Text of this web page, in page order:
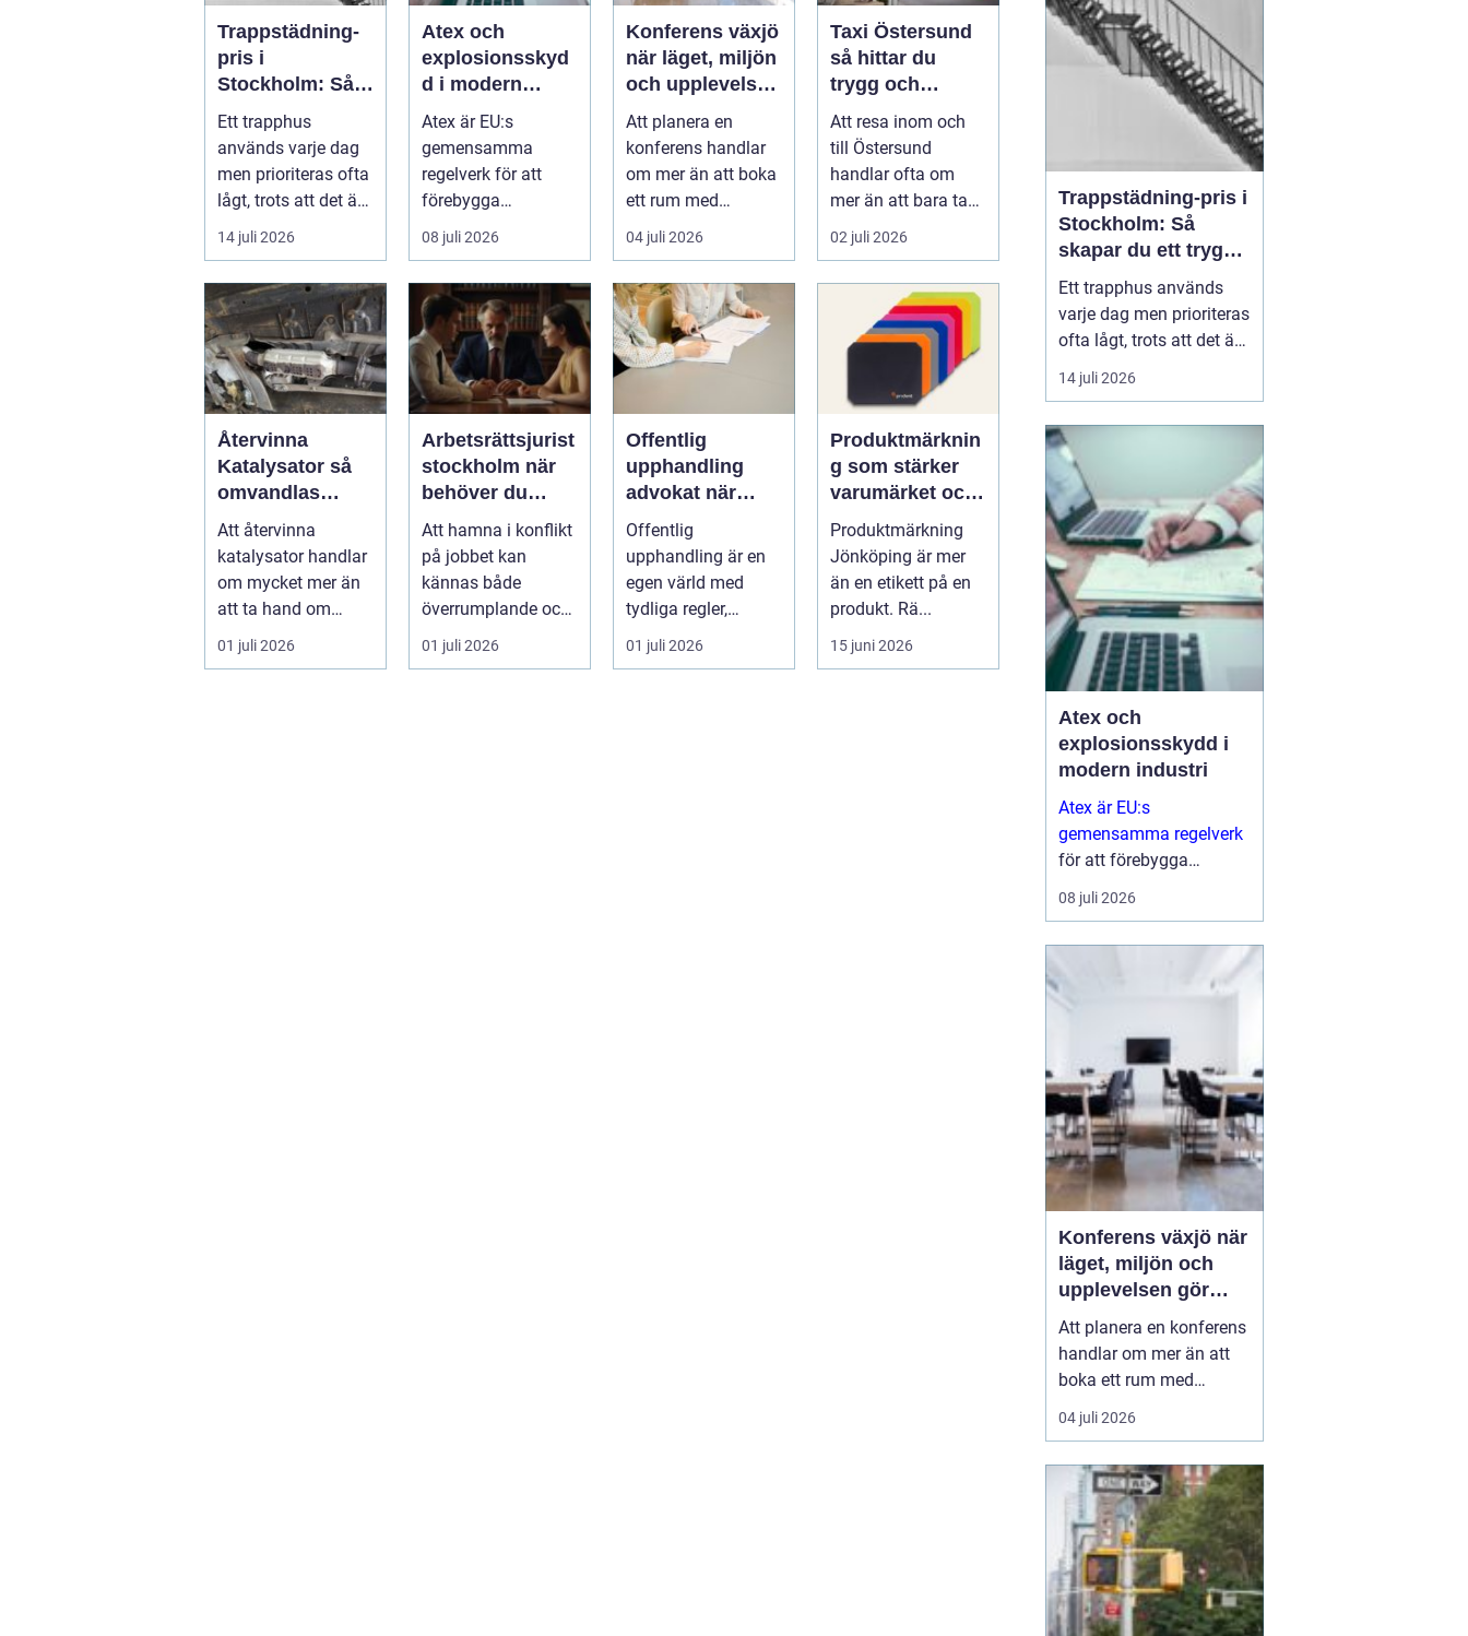
Trappstädning-
pris i
Stockholm: Så
skapar du ett
tryggt och
trivsamt
trapphus
Ett trapphus
används varje dag
men prioriteras ofta
lågt, trots att det är
det f&oum...
14 juli 2026
Atex och
explosionsskyd
d i modern
industri
Atex är EU:s
gemensamma
regelverk för att
förebygga
explosioner i
arbetsmiljöer ...
08 juli 2026
Konferens växjö
när läget, miljön
och upplevelsen
gör skillnad
Att planera en
konferens handlar
om mer än att boka
ett rum med
projektor. Företag
letar efter plats...
04 juli 2026
Taxi Östersund
så hittar du
trygg och
smidig transport
året runt
Att resa inom och
till Östersund
handlar ofta om
mer än att bara ta
sig från punkt A till
punkt B. M...
02 juli 2026
Återvinna
Katalysator så
omvandlas
avfall till
värdefulla
resurser
Att återvinna
katalysator handlar
om mycket mer än
att ta hand om
gammalt skrot. I
varje katalysator...
01 juli 2026
Arbetsrättsjurist
stockholm när
behöver du
professionell
hjälp i
arbetslivet?
Att hamna i konflikt
på jobbet kan
kännas både
överrumplande och
obehagligt. En
anställning
01 juli 2026
Offentlig
upphandling
advokat när
juridik möter
affär
Offentlig
upphandling är en
egen värld med
tydliga regler,
formella krav och
hårda tidsfrister. För
01 juli 2026
Produktmärknin
g som stärker
varumärket och
underlättar
vardagen
Produktmärkning
Jönköping är mer
än en etikett på en
produkt. Rä...
15 juni 2026
Trappstädning-pris i
Stockholm: Så
skapar du ett tryggt
och trivsamt
trapphus
Ett trapphus används
varje dag men prioriteras
ofta lågt, trots att det är
det första som möter
både boende,
besökare. Genom
professionell
trappstädning i
Stockholm får
fastigheten ...
14 juli 2026
Atex och
explosionsskydd i
modern industri
Atex är EU:s
gemensamma regelverk
för att förebygga
explosioner i
arbetsmiljöer där
vätskor eller damm kan
skapa risker...
08 juli 2026
Konferens växjö när
läget, miljön och
upplevelsen gör
skillnad
Att planera en konferens
handlar om mer än att
boka ett rum med
projektor. Företag letar
efter platser som skapar
nya idéer och stärker
relationer i gruppen. I
Växjö finns
förutsättningar för just
detta: en tydlig
mötesstad med ...
04 juli 2026